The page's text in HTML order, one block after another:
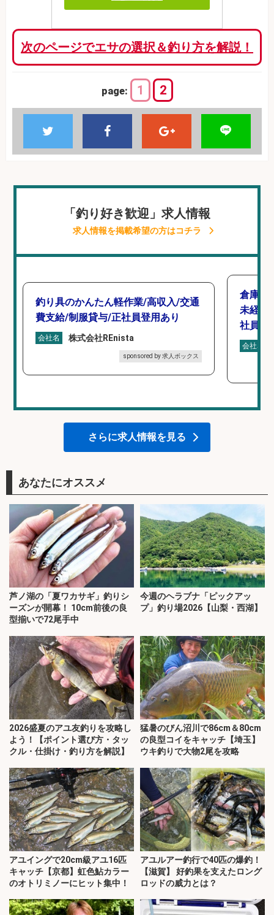
次のページでエサの選択＆釣り方を解説！
page: 1 2
「釣り好き歓迎」求人情報
求人情報を掲載希望の方はコチラ
釣り具のかんたん軽作業/高収入/交通
費支給/制服貸与/正社員登用あり
会社名 株式会社REnista
sponsored by 求人ボックス
倉庫で
未経験
社員登
会社名
さらに求人情報を見る
あなたにオススメ
芦ノ湖の「夏ワカサギ」釣りシ
ーズンが開幕！ 10cm前後の良
型揃いで72尾手中
今週のヘラブナ「ピックアッ
プ」釣り場2026【山梨・西湖】
2026盛夏のアユ友釣りを攻略し
よう！【ポイント選び方・タッ
クル・仕掛け・釣り方を解説】
猛暑のびん沼川で86cm＆80cm
の良型コイをキャッチ【埼玉】
ウキ釣りで大物2尾を攻略
アユイングで20cm級アユ16匹
キャッチ【京都】虹色鮎カラー
のオトリミノーにヒット集中！
アユルアー釣行で40匹の爆釣！
【滋賀】 好釣果を支えたロング
ロッドの威力とは？